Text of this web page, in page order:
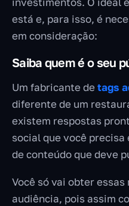
está e, para isso, é
em consideração:
Saiba quem é o seu
Um fabricante de tags
diferente de um
existem respostas
social que você
de conteúdo que deve
Você só vai obter
audiência, pois assim